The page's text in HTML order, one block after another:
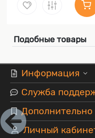
Подобные товары
Информация
Служба
Дополнительно
Личный